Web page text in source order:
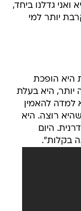
ואני גדלנו ביחד,
יותר למי
היא הופכת
יותר, היא בעלת
למדה להאמין
רוצה. היא
היום